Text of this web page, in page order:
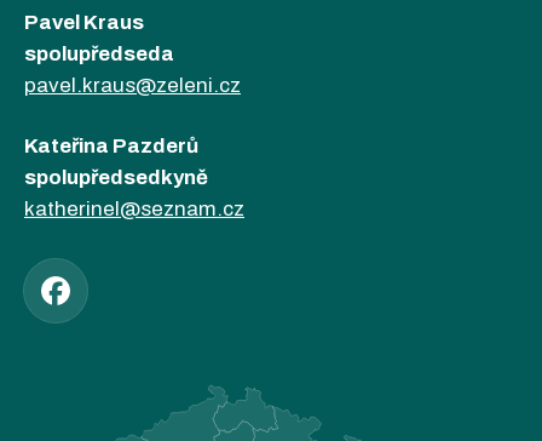
Pavel Kraus
spolupředseda
pavel.kraus@zeleni.cz
Kateřina Pazderů
spolupředsedkyně
katherinel@seznam.cz